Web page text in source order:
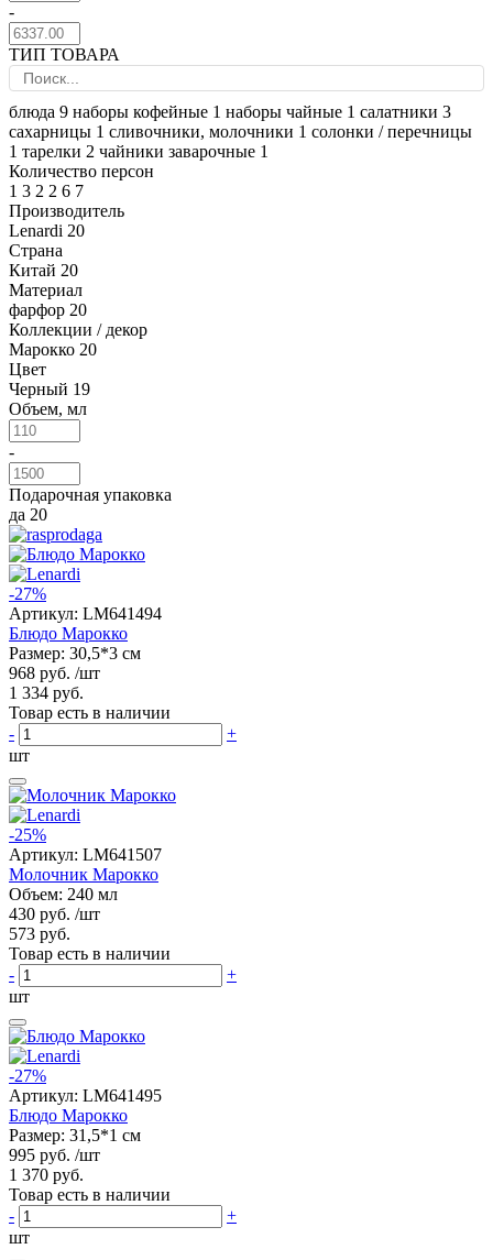
-
ТИП ТОВАРА
блюда 9 наборы кофейные 1 наборы чайные 1 салатники 3
сахарницы 1 сливочники, молочники 1 солонки / перечницы
1 тарелки 2 чайники заварочные 1
Количество персон
1 3 2 2 6 7
Производитель
Lenardi 20
Страна
Китай 20
Материал
фарфор 20
Коллекции / декор
Марокко 20
Цвет
Черный 19
Объем, мл
-
Подарочная упаковка
да 20
-27%
Артикул: LM641494
Блюдо Марокко
Размер: 30,5*3 см
968 руб. /шт
1 334 руб.
Товар есть в наличии
-
+
шт
-25%
Артикул: LM641507
Молочник Марокко
Объем: 240 мл
430 руб. /шт
573 руб.
Товар есть в наличии
-
+
шт
-27%
Артикул: LM641495
Блюдо Марокко
Размер: 31,5*1 см
995 руб. /шт
1 370 руб.
Товар есть в наличии
-
+
шт